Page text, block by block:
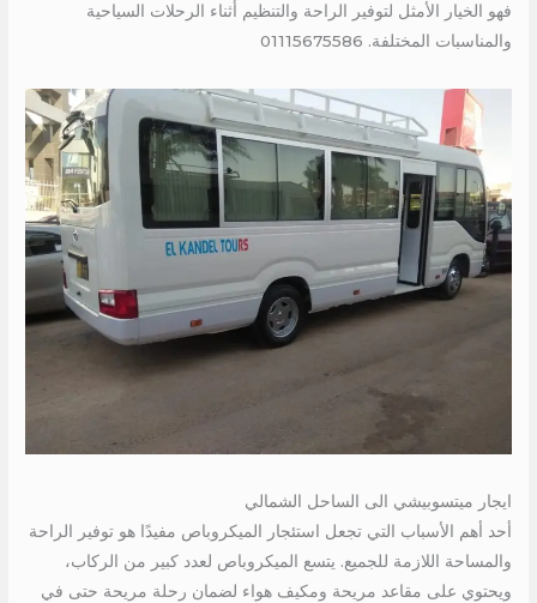
فهو الخيار الأمثل لتوفير الراحة والتنظيم أثناء الرحلات السياحية
والمناسبات المختلفة. 01115675586
ايجار ميتسوبيشي الى الساحل الشمالي
أحد أهم الأسباب التي تجعل استئجار الميكروباص مفيدًا هو توفير الراحة
والمساحة اللازمة للجميع. يتسع الميكروباص لعدد كبير من الركاب،
ويحتوي على مقاعد مريحة ومكيف هواء لضمان رحلة مريحة حتى في